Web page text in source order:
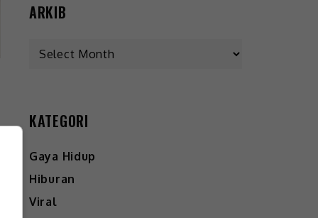
ARKIB
KATEGORI
Gaya Hidup
Hiburan
Viral